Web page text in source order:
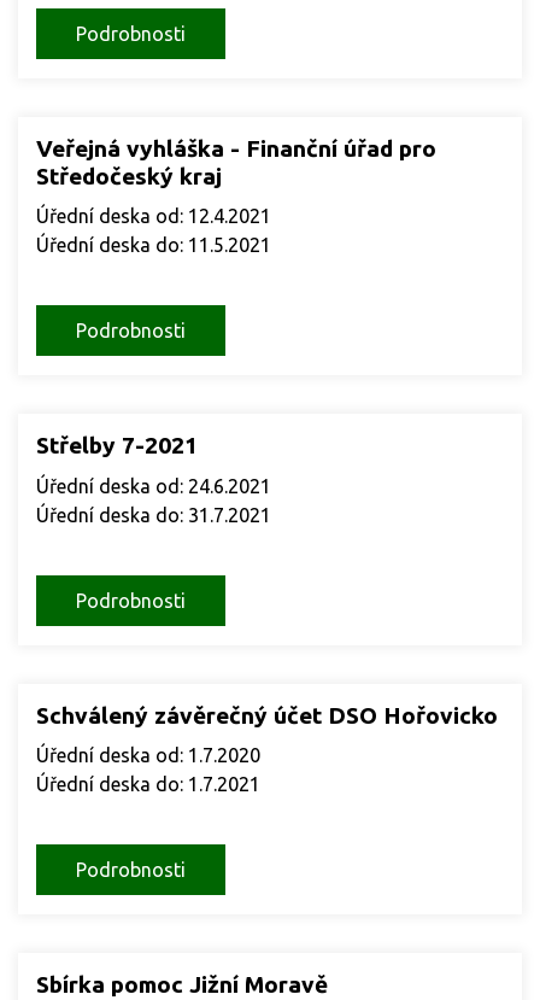
Podrobnosti
Veřejná vyhláška - Finanční úřad pro
Středočeský kraj
Úřední deska od: 12.4.2021
Úřední deska do: 11.5.2021
Podrobnosti
Střelby 7-2021
Úřední deska od: 24.6.2021
Úřední deska do: 31.7.2021
Podrobnosti
Schválený závěrečný účet DSO Hořovicko
Úřední deska od: 1.7.2020
Úřední deska do: 1.7.2021
Podrobnosti
Sbírka pomoc Jižní Moravě